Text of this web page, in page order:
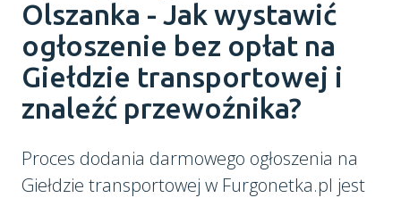
Olszanka - Jak wystawić
ogłoszenie bez opłat na
Giełdzie transportowej i
znaleźć przewoźnika?
Proces dodania darmowego ogłoszenia na
Giełdzie transportowej w Furgonetka.pl jest